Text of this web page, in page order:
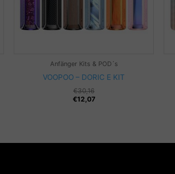
Anfänger Kits & POD´s
VOOPOO – DORIC E KIT
€30,16
€12,07